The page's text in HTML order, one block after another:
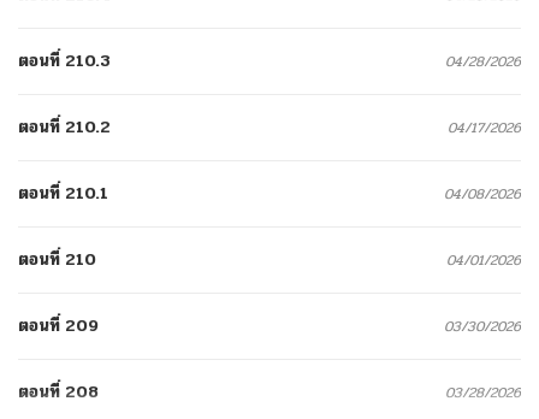
ตอนที่ 210.3 04/28/2026
ตอนที่ 210.2 04/17/2026
ตอนที่ 210.1 04/08/2026
ตอนที่ 210 04/01/2026
ตอนที่ 209 03/30/2026
ตอนที่ 208 03/28/2026